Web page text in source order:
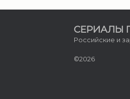
СЕРИАЛЫ
Российские и
©2026